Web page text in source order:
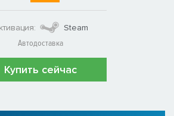
Steam
Автодоставка
Купить сейчас